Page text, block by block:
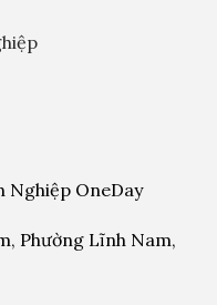
Nghiệp OneDay
Phường Lĩnh Nam,